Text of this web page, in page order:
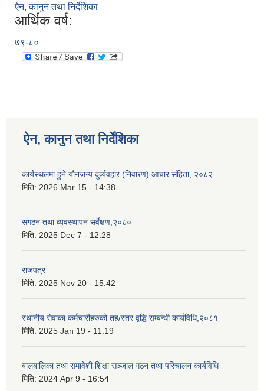
ऐन, कानुन तथा निर्देशिका
आर्थिक वर्ष:
७९-८०
ऐन, कानुन तथा निर्देशिका
कार्यस्थलमा हुने यौनजन्य दुर्व्यवहार (निवारण) आचार संहिता, २०८२
मिति: 2026 Mar 15 - 14:38
संगठन तथा ब्यवस्थापन सर्वेक्षण,२०८०
मिति: 2025 Dec 7 - 12:28
राजपत्र
मिति: 2025 Nov 20 - 15:42
स्थानीय सेवाका कर्मचारीहरुको तह/स्तर वृद्धि सम्बन्धी कार्यविधि,२०८१
मिति: 2025 Jan 19 - 11:19
बालबालिका तथा समावेशी शिक्षा सञ्जाल गठन तथा परिचालन कार्यविधि
मिति: 2024 Apr 9 - 16:54